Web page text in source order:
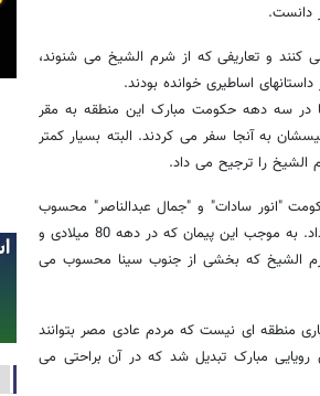
دانست.
و تعاریفی که از شرم الشیخ می شنوند،
اساطیری خوانده بودند.
فاصله دارد، اما در سه دهه حکومت مبارک این منطقه به مقر
به آنجا سفر می کردند. البته بسیار کمتر
الشیخ را ترجیح می داد.
"انور سادات" و "جمال عبدالناصر" محسوب
می شد پس از امضای پیمان کمپ دیوید کمی جایگاه خود را از دست داد. به موجب این پیمان که در دهه 80 میلادی و
الشیخ که بخشی از جنوب سینا محسوب می
منطقه ای نیست که مردم عادی مصر بتوانند
رویایی مبارک تبدیل شد که در آن براحتی می